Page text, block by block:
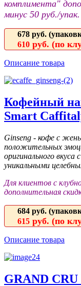
комплимента"
минус 50 руб./упак.
678 руб.
610 руб. (по
Описание товара
Кофейный
Smart
Ginseng - кофе с
положительных
оригинального
уникальными
Для клиентов с
дополнительная
684 руб.
615 руб. (по
Описание товара
GRAND